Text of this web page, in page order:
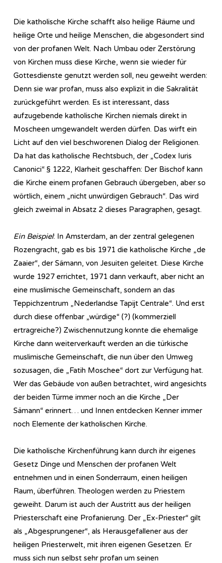
Die katholische Kirche schafft also heilige Räume und
heilige Orte und heilige Menschen, die abgesondert sind
von der profanen Welt. Nach Umbau oder Zerstörung
von Kirchen muss diese Kirche, wenn sie wieder für
Gottesdienste genutzt werden soll, neu geweiht werden:
Denn sie war profan, muss also explizit in die Sakralität
zurückgeführt werden. Es ist interessant, dass
aufzugebende katholische Kirchen niemals direkt in
Moscheen umgewandelt werden dürfen. Das wirft ein
Licht auf den viel beschworenen Dialog der Religionen.
Da hat das katholische Rechtsbuch, der „Codex Iuris
Canonici“ § 1222, Klarheit geschaffen: Der Bischof kann
die Kirche einem profanen Gebrauch übergeben, aber so
wörtlich, einem „nicht unwürdigen Gebrauch“. Das wird
gleich zweimal in Absatz 2 dieses Paragraphen, gesagt.
Ein Beispiel: In Amsterdam, an der zentral gelegenen
Rozengracht, gab es bis 1971 die katholische Kirche „de
Zaaier“, der Sämann, von Jesuiten geleitet. Diese Kirche
wurde 1927 errichtet, 1971 dann verkauft, aber nicht an
eine muslimische Gemeinschaft, sondern an das
Teppichzentrum „Nederlandse Tapijt Centrale“. Und erst
durch diese offenbar „würdige“ (?) (kommerziell
ertragreiche?) Zwischennutzung konnte die ehemalige
Kirche dann weiterverkauft werden an die türkische
muslimische Gemeinschaft, die nun über den Umweg
sozusagen, die „Fatih Moschee“ dort zur Verfügung hat.
Wer das Gebäude von außen betrachtet, wird angesichts
der beiden Türme immer noch an die Kirche „Der
Sämann“ erinnert… und Innen entdecken Kenner immer
noch Elemente der katholischen Kirche.
Die katholische Kirchenführung kann durch ihr eigenes
Gesetz Dinge und Menschen der profanen Welt
entnehmen und in einen Sonderraum, einen heiligen
Raum, überführen. Theologen werden zu Priestern
geweiht. Darum ist auch der Austritt aus der heiligen
Priesterschaft eine Profanierung. Der „Ex-Priester“ gilt
als „Abgesprungener“, als Herausgefallener aus der
heiligen Priesterwelt, mit ihren eigenen Gesetzen. Er
muss sich nun selbst sehr profan um seinen